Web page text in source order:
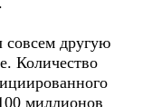
другую
Количество
миллионов